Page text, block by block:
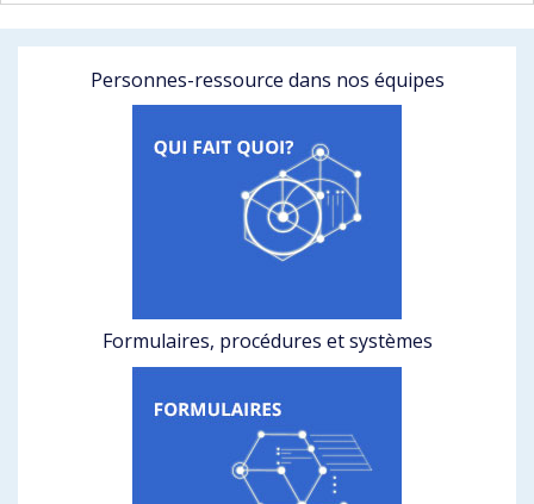
Personnes-ressource dans nos équipes
Formulaires, procédures et systèmes